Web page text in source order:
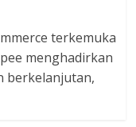
terkemuka
menghadirkan
berkelanjutan,